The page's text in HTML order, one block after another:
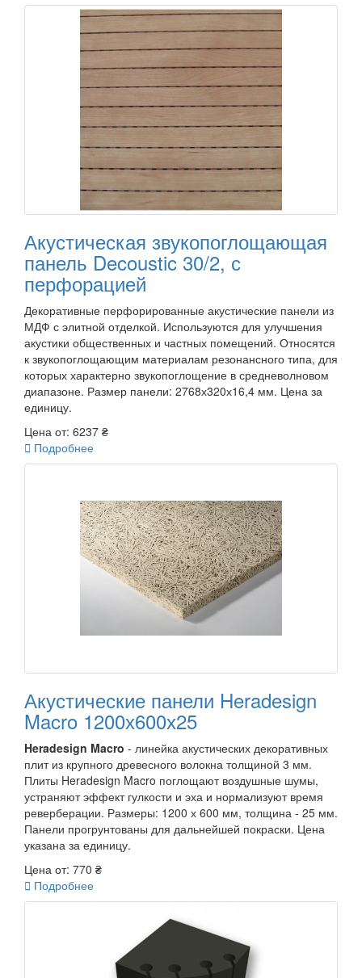
Акустическая звукопоглощающая
панель Decoustic 30/2, с
перфорацией
Декоративные перфорированные акустические панели из
МДФ с элитной отделкой. Используются для улучшения
акустики общественных и частных помещений. Относятся
к звукопоглощающим материалам резонансного типа, для
которых характерно звукопоглощение в средневолновом
диапазоне. Размер панели: 2768х320х16,4 мм. Цена за
единицу.
Цена от: 6237 ₴
 Подробнее
Акустические панели Heradesign
Macro 1200х600х25
Heradesign Macro - линейка акустических декоративных
плит из крупного древесного волокна толщиной 3 мм.
Плиты Heradesign Macro поглощают воздушные шумы,
устраняют эффект гулкости и эха и нормализуют время
реверберации. Размеры: 1200 х 600 мм, толщина - 25 мм.
Панели прогрунтованы для дальнейшей покраски. Цена
указана за единицу.
Цена от: 770 ₴
 Подробнее